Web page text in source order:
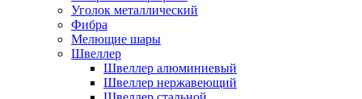
Уголок металлический
Фибра
Мелющие шары
Швеллер
Швеллер алюминиевый
Швеллер нержавеющий